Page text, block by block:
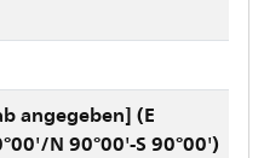
angegeben] (E
N 90°00'-S 90°00')